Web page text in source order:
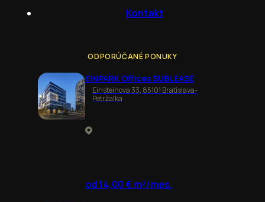
Kontakt
ODPORÚČANÉ PONUKY
EINPARK Offices SUBLEASE
Einsteinova 33, 85101 Bratislava-
Petržalka
od 14,00 € m²/mes.